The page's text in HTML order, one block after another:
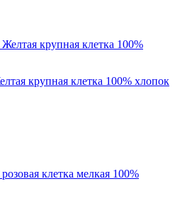
крупная клетка 100% хлопок